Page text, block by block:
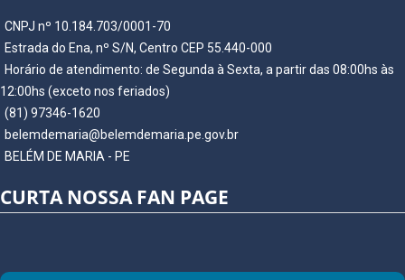
CNPJ nº 10.184.703/0001-70
Estrada do Ena, nº S/N, Centro CEP 55.440-000
Horário de atendimento: de Segunda à Sexta, a partir das 08:00hs às
12:00hs (exceto nos feriados)
(81) 97346-1620
belemdemaria@belemdemaria.pe.gov.br
BELÉM DE MARIA - PE
CURTA NOSSA FAN PAGE